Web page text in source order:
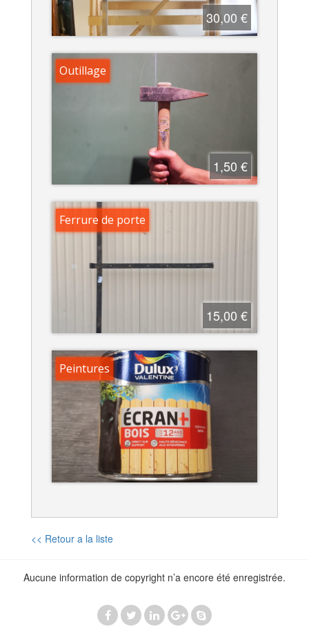
30,00 €
Outillage
1,50 €
Ferrure de porte
15,00 €
Peintures
<< Retour a la liste
Aucune information de copyright n’a encore été enregistrée.